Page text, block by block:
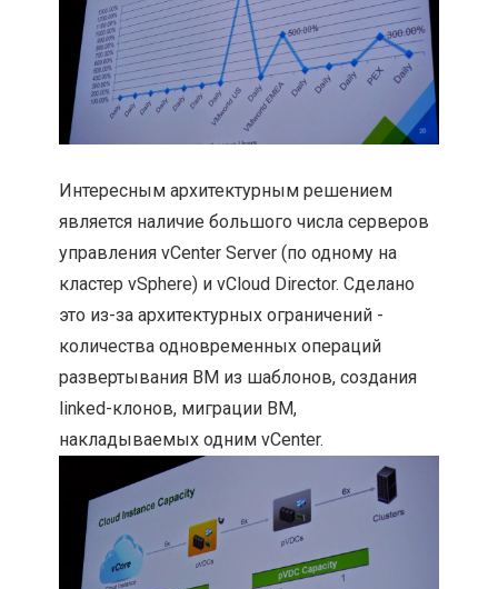
Интересным архитектурным решением
является наличие большого числа серверов
управления vCenter Server (по одному на
кластер vSphere) и vCloud Director. Сделано
это из-за архитектурных ограничений -
количества одновременных операций
развертывания ВМ из шаблонов, создания
linked-клонов, миграции ВМ,
накладываемых одним vCenter.